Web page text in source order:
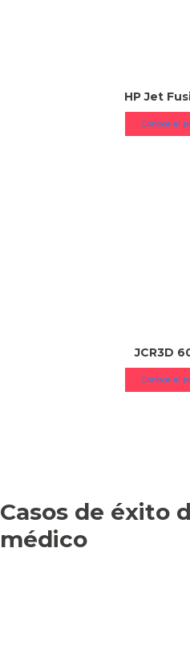
HP Jet
Conoce el
JCR3D
Conoce el
Casos de éxito
médico